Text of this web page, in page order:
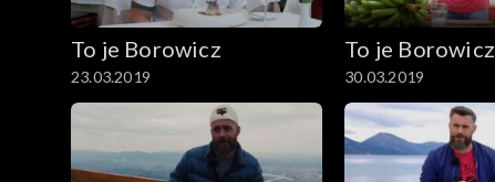
To je Borowicz
23.03.2019
To je Borowicz
30.03.2019